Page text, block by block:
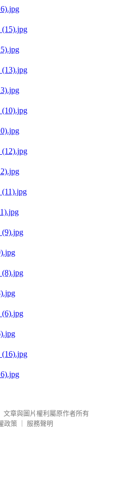
文章與圖片權利屬原作者所有
政策
服務聲明